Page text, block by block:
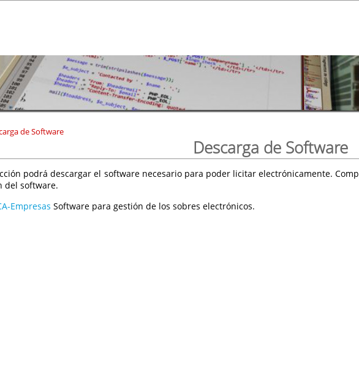
de Software
Descarga de Software
podrá descargar el software necesario para poder licitar electrónicamente.
del software.
Empresas Software para gestión de los sobres electrónicos.